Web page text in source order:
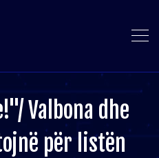
Valbona dhe
për listën